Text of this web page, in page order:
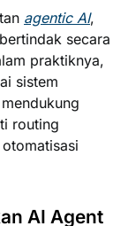
agentic AI,
secara
praktiknya,
sistem
routing
AI Agent